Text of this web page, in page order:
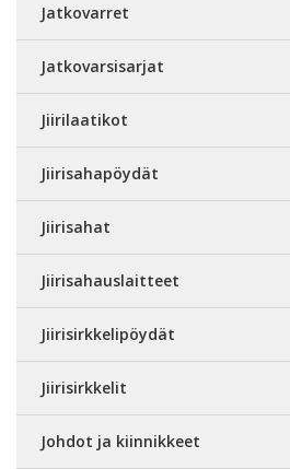
Jatkovarret
Jatkovarsisarjat
Jiirilaatikot
Jiirisahapöydät
Jiirisahat
Jiirisahauslaitteet
Jiirisirkkelipöydät
Jiirisirkkelit
Johdot ja kiinnikkeet